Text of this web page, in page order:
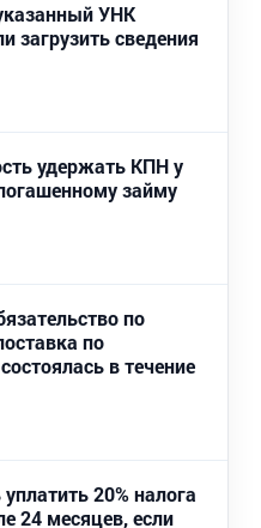
УНК
загрузить сведения
удержать КПН у
займу
по
по
в течение
20% налога
24 месяцев, если